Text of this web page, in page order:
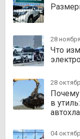
28 ноября
Что
28
Почему
в
04